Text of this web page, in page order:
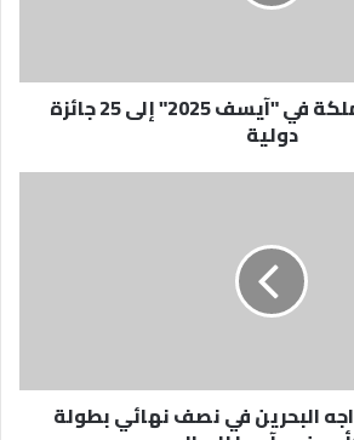
ارتفاع رصيد المملكة في "آيسف 2025" إلى 25 جائزة
دولية
البحرين في نصف نهائي بطولة